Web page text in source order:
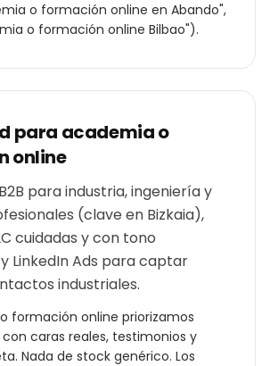
o formación online en Abando",
o formación online Bilbao").
para academia o
online
para industria, ingeniería y
(clave en Bizkaia),
cuidadas y con tono
LinkedIn Ads para captar
industriales.
formación online priorizamos
caras reales, testimonios y
Nada de stock genérico. Los